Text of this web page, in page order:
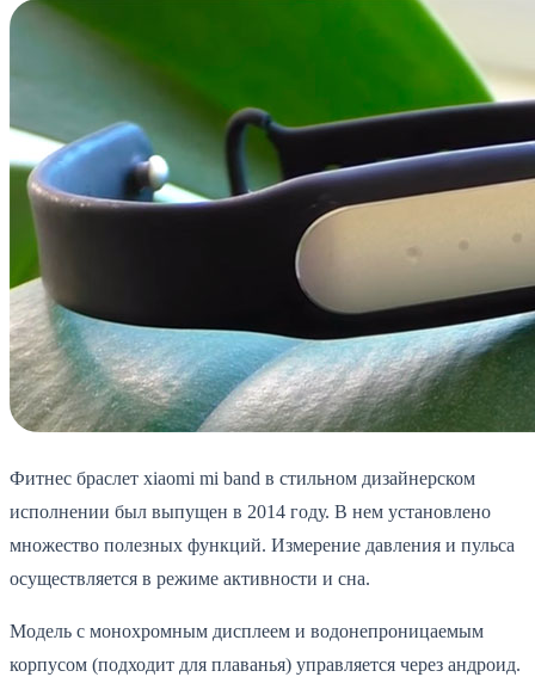
Фитнес браслет xiaomi mi band в стильном дизайнерском
исполнении был выпущен в 2014 году. В нем установлено
множество полезных функций. Измерение давления и пульса
осуществляется в режиме активности и сна.
Модель с монохромным дисплеем и водонепроницаемым
корпусом (подходит для плаванья) управляется через андроид.